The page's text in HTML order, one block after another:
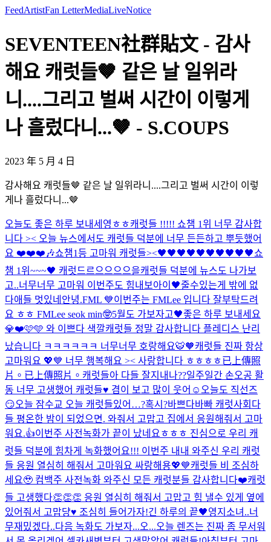
FeedArtistFan LetterMediaLiveNotice
SEVENTEEN社群貼文 - 감사
해요 캐럿들🤎 같은 날 일위라
니....그리고 벌써 시간이 이렇게
나 흘렀다니...🤎 - S.COUPS
2023 年 5 月 4 日
감사해요 캐럿들🤎 같은 날 일위라니....그리고 벌써 시간이 이렇
게나 흘렀다니...🤎
오늘도 좋은 하루 보내세영ㅎㅎ캐럿들 !!!!! 쇼챔 1위 너무 감사합
니다 >< 오늘 뉴스에서도 캐럿들 덕분에 너무 든든하고 뿌듯했어
요 ❤️❤️❤️🎶쇼챔1등 고마워 캐럿들><🖤🖤🖤🖤🖤🖤🖤🖤🖤🖤쇼
챔 1위~~~🖤 캐럿드르으으으으을캐럿들 덕분에 뉴스도 나가보
고..너무너무 고마워 이번주도 힘내보아이🖤줄수있는게 밖에 없
다애들 멋있네 안녕.FML 💙이번주는 FMLee 입니다 잘부탁드려
요 ㅎㅎ FMLee seok min🤓5월도 가보자고🖤좋은 하루 보내세요
💎❤️🩷🩵 와 이쁘다 색깔캐럿들 정말 감사합니다 플레디스 난리
났습니다 ㅋㅋㅋㅋㅋㅋ 너무너무 호랑해요🐯🧡캐럿들 진짜 항상
고마워요 💖💙 너무 행복해요 >< 사랑합니다 ㅎㅎㅎㅎ已上傳照
片。 已上傳照片。 캐럿들아 다들 잘지내나??일주일간 손오공 활
동 너무 고생했어 캐럿들♥️ 겸이 보고 많이 웃어☺️ 오늘도 직선즈
😏오늘 잠수교 오늘 캐럿들있어…?혹시?바쁘다바빠 캐럿사회 다
들 평온한 밤이 되었으면. 와줘서 고맙고 집에서 응원해줘서 고마
워요.👍이번주 사전녹화가 끝이 났네요ㅎㅎㅎ 진심으로 우리 캐
럿들 덕분에 힘차게 녹화했어요!!! 이번주 내내 와주신 우리 캐럿
들 응원 열심히 해줘서 고마워요 싸랑해용💖💙캐럿들 비 조심하
세요🥹 컴백주 사전녹화 와주신 모든 캐럿분들 감사합니다❤️캐럿
들 고생했다👏👏👏 응원 열심히 해줘서 고맙고 힘 낼수 있게 옆에
있어줘서 고맙댱♥️ 조심히 들어가자!긴 하루의 끝🖤영지소녀..너
무재밌겠다..다음 녹화도 가보자...오...오늘 렌즈는 진짜 좀 무서워